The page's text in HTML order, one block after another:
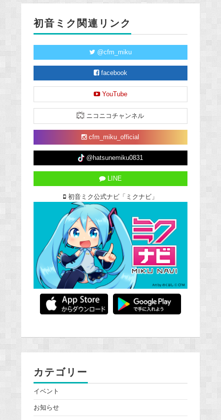
初音ミク関連リンク
@cfm_miku
facebook
YouTube
ニコニコチャンネル
cfm_miku_official
@hatsunemiku0831
LINE
初音ミク公式ナビ「ミクナビ」
カテゴリー
イベント
お知らせ